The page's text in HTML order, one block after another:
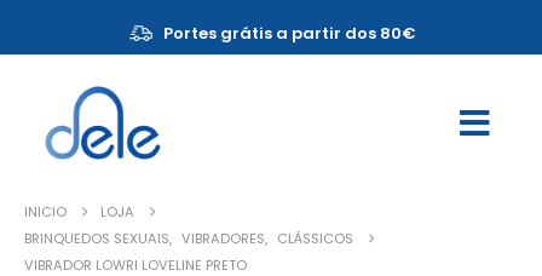
Portes grátis a partir dos 80€
INICIO
LOJA
BRINQUEDOS SEXUAIS, VIBRADORES, CLÁSSICOS
VIBRADOR LOWRI LOVELINE PRETO